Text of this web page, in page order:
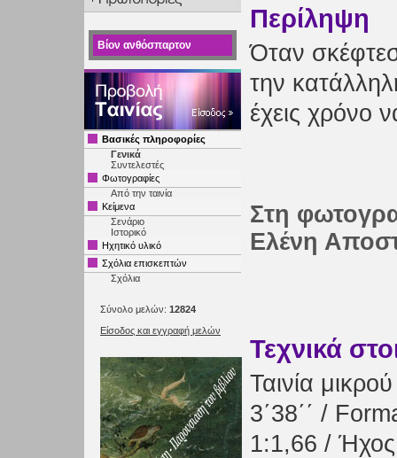
Βίον ανθόσπαρτον
Βασικές πληροφορίες
Γενικά
Συντελεστές
Φωτογραφίες
Από την ταινία
Κείμενα
Σενάριο
Ιστορικό
Ηχητικό υλικό
Σχόλια επισκεπτών
Σχόλια
Σύνολο μελών: 12824
Είσοδος και εγγραφή μελών
Περίληψη
Όταν
την
έχεις χρόνο
Στη
Ελένη
Τεχνικά
Ταινία
3΄38΄΄ /
1:1,66 /